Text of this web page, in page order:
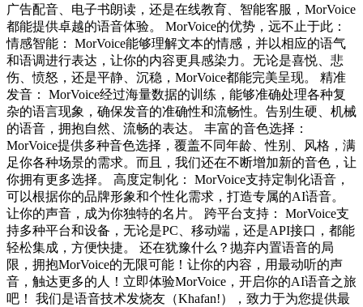
广告配音、电子书朗读，还是在线教育、智能客服，MorVoice
都能提供卓越的语音体验。 MorVoice的优势，远不止于此：
情感智能： MorVoice能够理解文本的情感，并以相应的语气
和语调进行表达，让你的内容更具感染力。无论是喜悦、悲
伤、愤怒，还是平静、沉稳，MorVoice都能完美呈现。 精准
发音： MorVoice经过海量数据的训练，能够准确处理各种复
杂的语言现象，确保发音的准确性和流畅性。告别生硬、机械
的语音，拥抱自然、流畅的表达。 丰富的音色选择：
MorVoice提供多种音色选择，覆盖不同年龄、性别、风格，满
足你各种场景的需求。而且，我们还在不断增加新的音色，让
你拥有更多选择。 高度定制化： MorVoice支持定制化语音，
可以根据你的品牌形象和个性化需求，打造专属的AI语音。
让你的声音，成为你独特的名片。 跨平台支持： MorVoice支
持多种平台和设备，无论是PC、移动端，还是API接口，都能
轻松集成，方便快捷。 还在犹豫什么？抛弃内置语音的局
限，拥抱MorVoice的无限可能！让你的内容，用最动听的声
音，触达更多的人！立即体验MorVoice，开启你的AI语音之旅
吧！ 我们是语音技术发烧友（Khafan!），致力于为您提供最